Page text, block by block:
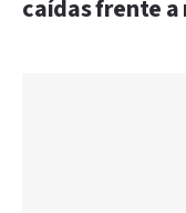
caídas frente a